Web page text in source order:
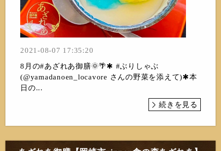
2021-08-07 17:35:20
8月の#あざれあ御膳🌞🌴✱ #ぶりしゃぶ
(@yamadanoen_locavore さんの野菜を添えて)✱本
日の...
続きを見る